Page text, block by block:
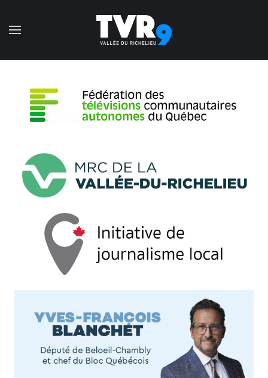
Accéder au contenu principal